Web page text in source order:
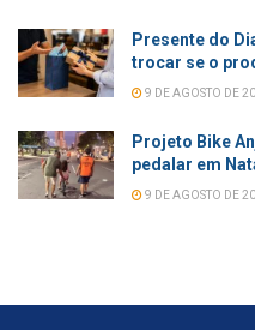
Presente do
trocar se o
9 DE AGOSTO DE
Projeto Bike
pedalar em
9 DE AGOSTO DE